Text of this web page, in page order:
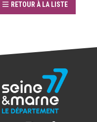
RETOUR À LA LISTE